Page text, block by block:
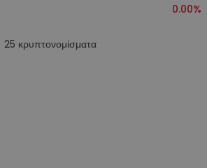
0.00%
25 κρυπτονομίσματα